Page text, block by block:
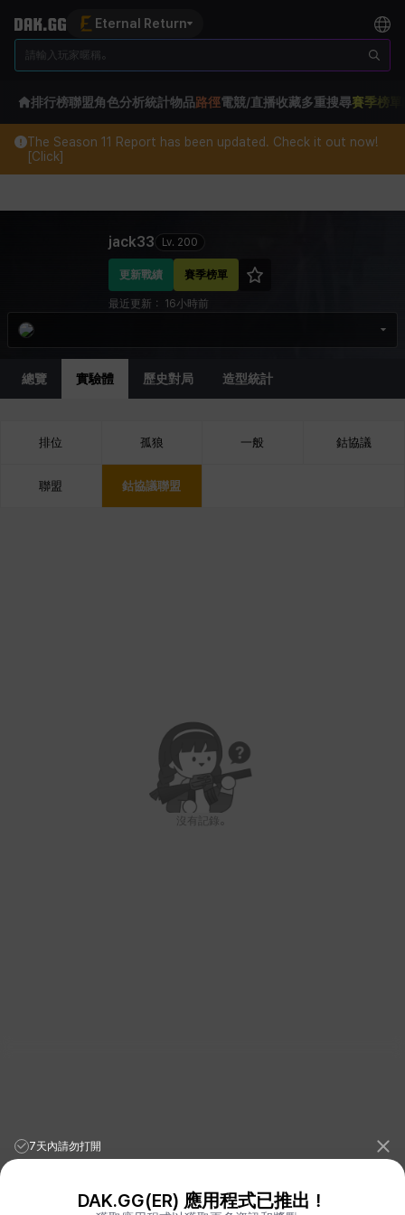
Eternal Return
排行榜聯盟角色分析統計物品路徑電競/直播收藏多重搜尋賽季榜單
The Season 11 Report has been updated. Check it out now!
[Click]
jack33
Lv. 200
更新戰績 賽季榜單
最近更新： 16小時前
總覽 實驗體 歷史對局 造型統計
排位 孤狼 一般 鈷協議
聯盟 鈷協議聯盟
沒有記錄。
7天內請勿打開
DAK.GG(ER) 應用程式已推出！